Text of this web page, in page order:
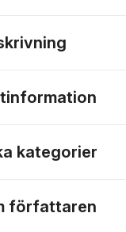
kategorier
författaren